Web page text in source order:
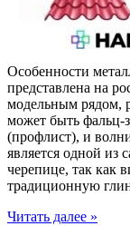
Особенности
представлена на
модельным рядом,
может быть фальц-
(профлист), и
является одной из
черепице, так как
традиционную
Читать далее »